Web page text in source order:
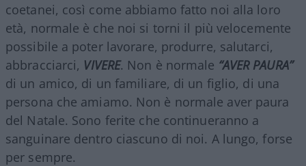
coetanei, così come abbiamo fatto noi alla loro
età, normale è che noi si torni il più velocemente
possibile a poter lavorare, produrre, salutarci,
abbracciarci, VIVERE. Non è normale “AVER PAURA”
di un amico, di un familiare, di un figlio, di una
persona che amiamo. Non è normale aver paura
del Natale. Sono ferite che continueranno a
sanguinare dentro ciascuno di noi. A lungo, forse
per sempre.